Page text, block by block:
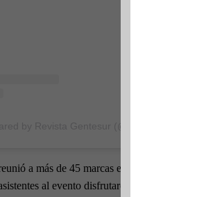
a más de 45 marcas emprendedoras y
al evento disfrutaron de